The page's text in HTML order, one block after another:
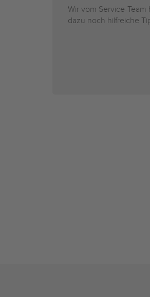
Wir vom Service-
dazu noch hilfreiche